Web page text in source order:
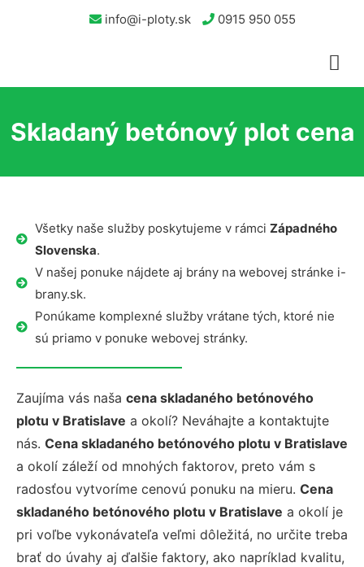
info@i-ploty.sk 0915 950 055
Skladaný betónový plot cena
Všetky naše služby poskytujeme v rámci Západného
Slovenska.
V našej ponuke nájdete aj brány na webovej stránke i-
brany.sk.
Ponúkame komplexné služby vrátane tých, ktoré nie
sú priamo v ponuke webovej stránky.
Zaujíma vás naša cena skladaného betónového
plotu v Bratislave a okolí? Neváhajte a kontaktujte
nás. Cena skladaného betónového plotu v Bratislave
a okolí záleží od mnohých faktorov, preto vám s
radosťou vytvoríme cenovú ponuku na mieru. Cena
skladaného betónového plotu v Bratislave a okolí je
pri voľbe vykonávateľa veľmi dôležitá, no určite treba
brať do úvahy aj ďalšie faktory, ako napríklad kvalitu,